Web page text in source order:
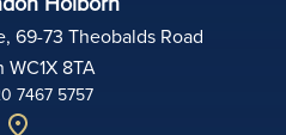
69-73 Theobalds Road
WC1X 8TA
7467 5757